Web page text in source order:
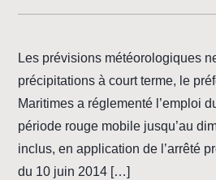
Les prévisions météorologiques
précipitations à court terme, le
Maritimes a réglementé l’emploi
période rouge mobile jusqu’au
inclus, en application de l’arrêté
du 10 juin 2014 […]